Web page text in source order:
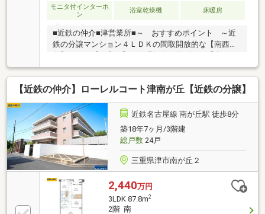
モニタ付インターホ
ン
浴室乾燥機 床暖房
■近鉄の仲介■津営業所■～ おすすめポイント ～近
鉄の分譲マンション４ＬＤＫの間取開放的な【南西
角】ペット【飼育可】（管理規約に準ずる）【窓ある
浴室】の開放感■近鉄の仲介■津営業所■家族の未来を
育む上質な邸宅。 ４LDKのゆとりで週末の歓びを広げ
る。 コンビニ・スーパー・医院が徒歩圏、日常が軽や
かに整う。 朝陽と庭で紡ぐ、五感で感じる暮らしを手
に入れる。
【近鉄の仲介】ローレルコート津南が丘【近鉄の分譲】
近鉄名古屋線 南が丘駅 徒歩8分
築18年7ヶ月/3階建
総戸数24戸
三重県津市南が丘２
2,440万円
3LDK 87.8m2
2階 南